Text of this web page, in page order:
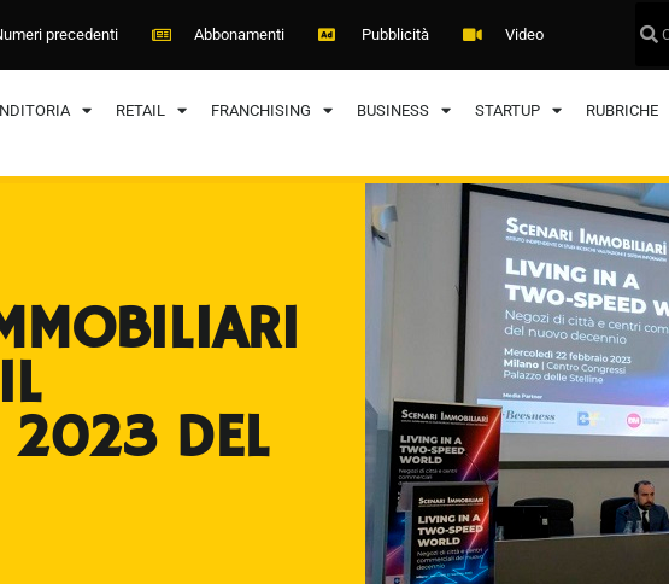
precedenti Abbonamenti Pubblicità Video
RETAIL FRANCHISING BUSINESS STARTUP RUBRICHE
2023 DEL